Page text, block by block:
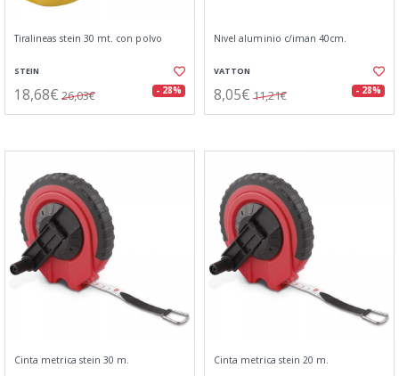
Tiralineas stein 30 mt. con polvo
STEIN
18,68€ 26,03€ - 28%
Nivel aluminio c/iman 40cm.
VATTON
8,05€ 11,21€ - 28%
Cinta metrica stein 30 m. Cinta metrica stein 20 m.